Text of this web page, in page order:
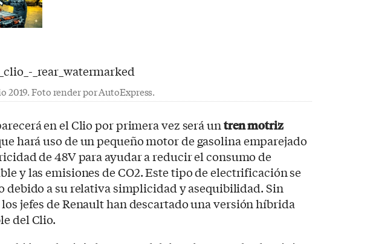
2019. Foto render por AutoExpress.
en el Clio por primera vez será untren motriz
hará uso de un pequeño motor de gasolina emparejado
de 48V para ayudar a reducir el consumo de
y las emisiones de CO2. Este tipo de electrificación se
debido a su relativa simplicidad y asequibilidad. Sin
jefes de Renault han descartado una versión híbrida
del Clio.